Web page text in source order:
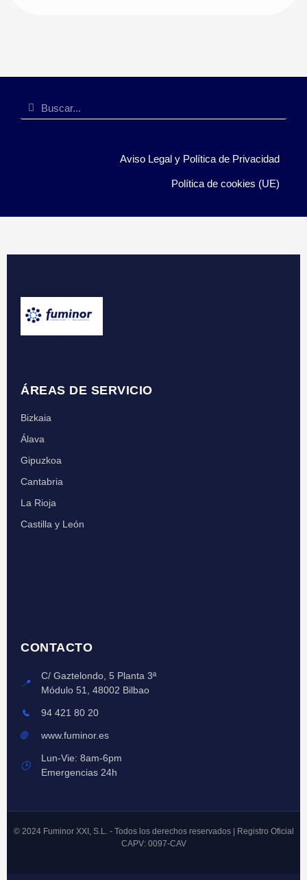
Aviso Legal y Política de Privacidad
Política de cookies (UE)
ÁREAS DE SERVICIO
Bizkaia
Álava
Gipuzkoa
Cantabria
La Rioja
Castilla y León
CONTACTO
📍
C/ Gaztelondo, 5 Planta 3ª
Módulo 51, 48002 Bilbao
📞 94 421 80 20
🌐 www.fuminor.es
🕒
Lun-Vie: 8am-6pm
Emergencias 24h
© 2024 Fuminor XXI, S.L. - Todos los derechos reservados | Registro Oficial
CAPV: 0097-CAV